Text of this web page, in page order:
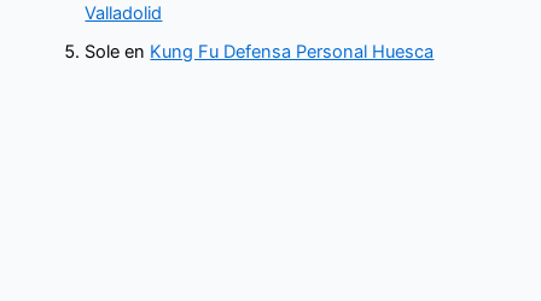
Valladolid
Sole en Kung Fu Defensa Personal Huesca